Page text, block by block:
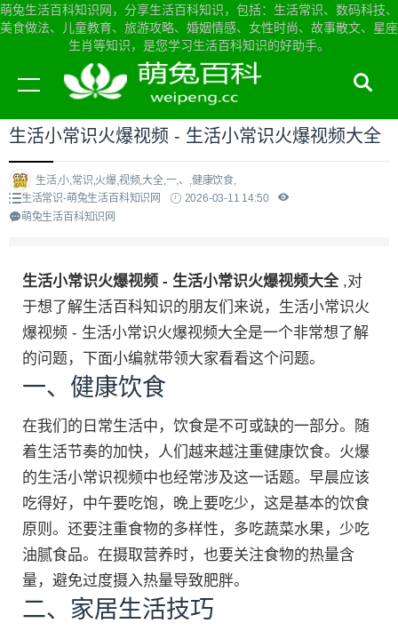
萌兔生活百科知识网，分享生活百科知识，包括：生活常识、数码科技、
美食做法、儿童教育、旅游攻略、婚姻情感、女性时尚、故事散文、星座
生肖等知识，是您学习生活百科知识的好助手。
当前位置： 萌兔生活百科知识网首页>生活常识
生活小常识火爆视频 - 生活小常识火爆视频大全
生活,小,常识,火爆,视频,大全,一,、,健康饮食,
生活常识-萌兔生活百科知识网
2026-03-11 14:50
萌兔生活百科知识网
生活小常识火爆视频 - 生活小常识火爆视频大全 ,对
于想了解生活百科知识的朋友们来说，生活小常识火
爆视频 - 生活小常识火爆视频大全是一个非常想了解
的问题，下面小编就带领大家看看这个问题。
一、健康饮食
在我们的日常生活中，饮食是不可或缺的一部分。随
着生活节奏的加快，人们越来越注重健康饮食。火爆
的生活小常识视频中也经常涉及这一话题。早晨应该
吃得好，中午要吃饱，晚上要吃少，这是基本的饮食
原则。还要注重食物的多样性，多吃蔬菜水果，少吃
油腻食品。在摄取营养时，也要关注食物的热量含
量，避免过度摄入热量导致肥胖。
二、家居生活技巧